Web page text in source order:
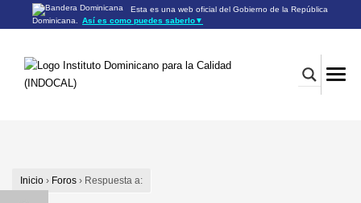
Esta es una web oficial del Gobierno de la República
Dominicana.
Así es como puedes saberlo▼
Los sitios web oficiales utilizan .gob.do o .gov.do
Los sitios web oficiales .gob.do o .gov.do seguros utilizan
HTTPS
Inicio › Foros › Respuesta a: